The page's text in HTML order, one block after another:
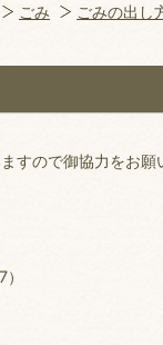
ごみ ごみの出し
すので御協力をお願